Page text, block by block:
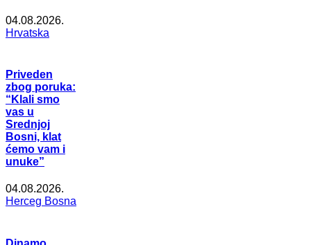
04.08.2026.
Hrvatska
Priveden
zbog poruka:
“Klali smo
vas u
Srednjoj
Bosni, klat
ćemo vam i
unuke”
04.08.2026.
Herceg Bosna